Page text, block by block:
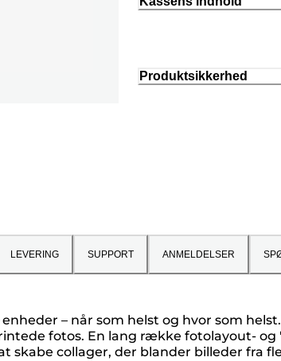
Produktsikkerhed
LEVERING SUPPORT ANMELDELSER
– når som helst og hvor som
fotos. En lang række fotolayout-
skabe collager, der blander billeder fra